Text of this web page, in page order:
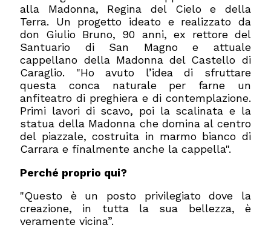
alla Madonna, Regina del Cielo e della
Terra. Un progetto ideato e realizzato da
don Giulio Bruno, 90 anni, ex rettore del
Santuario di San Magno e attuale
cappellano della Madonna del Castello di
Caraglio. "Ho avuto l’idea di sfruttare
questa conca naturale per farne un
anfiteatro di preghiera e di contemplazione.
Primi lavori di scavo, poi la scalinata e la
statua della Madonna che domina al centro
del piazzale, costruita in marmo bianco di
Carrara e finalmente anche la cappella".
Perché proprio qui?
"Questo è un posto privilegiato dove la
creazione, in tutta la sua bellezza, è
veramente vicina”.